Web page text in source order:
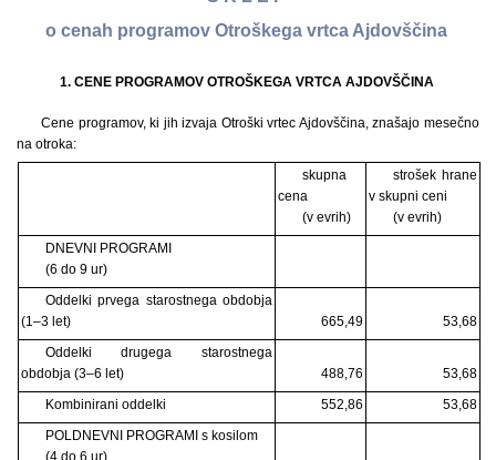
o cenah programov Otroškega vrtca Ajdovščina
1. CENE PROGRAMOV OTROŠKEGA VRTCA AJDOVŠČINA
Cene programov, ki jih izvaja Otroški vrtec Ajdovščina, znašajo mesečno
na otroka:
skupna
cena
(v evrih)
strošek hrane
v skupni ceni
(v evrih)
DNEVNI PROGRAMI
(6 do 9 ur)
Oddelki prvega starostnega obdobja
(1–3 let)
665,49
53,68
Oddelki drugega starostnega
obdobja (3–6 let)
488,76
53,68
Kombinirani oddelki
552,86
53,68
POLDNEVNI PROGRAMI s kosilom
(4 do 6 ur)